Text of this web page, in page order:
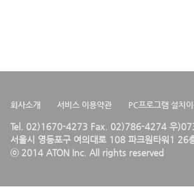
회사소개 서비스 이용약관 PC프로그램 설치
Tel. 02)1670-4273 Fax. 02)786-4274 우
서울시 영등포구 여의대로 108 파크원타워1 26
ⓒ 2014 ATON Inc. All rights reserved